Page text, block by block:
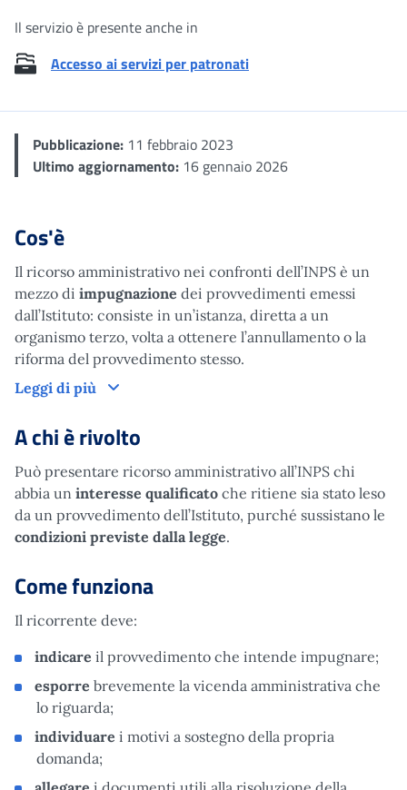
Il servizio è presente anche in
Accesso ai servizi per patronati
Pubblicazione: 11 febbraio 2023
Ultimo aggiornamento: 16 gennaio 2026
Cos'è
Il ricorso amministrativo nei confronti dell’INPS è un
mezzo di impugnazione dei provvedimenti emessi
dall’Istituto: consiste in un’istanza, diretta a un
organismo terzo, volta a ottenere l’annullamento o la
riforma del provvedimento stesso.
Leggi di più
Cos'è
A chi è rivolto
Può presentare ricorso amministrativo all’INPS chi
abbia un interesse qualificato che ritiene sia stato leso
da un provvedimento dell’Istituto, purché sussistano le
condizioni previste dalla legge.
Come funziona
Il ricorrente deve:
indicare il provvedimento che intende impugnare;
esporre brevemente la vicenda amministrativa che
lo riguarda;
individuare i motivi a sostegno della propria
domanda;